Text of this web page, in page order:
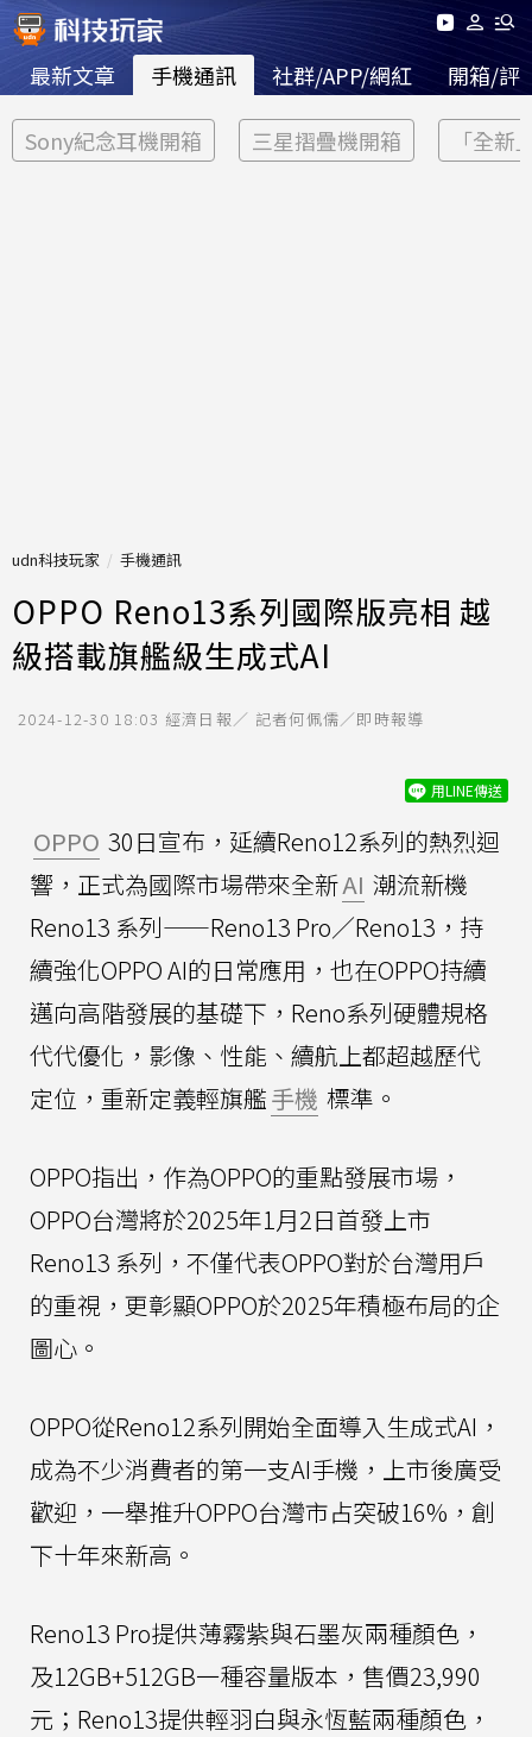
最新文章 手機通訊 社群/APP/網紅 開箱/評
Sony紀念耳機開箱 三星摺疊機開箱 「全新
udn科技玩家 手機通訊
OPPO Reno13系列國際版亮相 越
級搭載旗艦級生成式AI
2024-12-30 18:03 經濟日報／ 記者何佩儒／即時報導
用LINE傳送
OPPO 30日宣布，延續Reno12系列的熱烈迴
響，正式為國際市場帶來全新AI 潮流新機
Reno13 系列——Reno13 Pro／Reno13，持
續強化OPPO AI的日常應用，也在OPPO持續
邁向高階發展的基礎下，Reno系列硬體規格
代代優化，影像、性能、續航上都超越歷代
定位，重新定義輕旗艦手機 標準。
OPPO指出，作為OPPO的重點發展市場，
OPPO台灣將於2025年1月2日首發上市
Reno13 系列，不僅代表OPPO對於台灣用戶
的重視，更彰顯OPPO於2025年積極布局的企
圖心。
OPPO從Reno12系列開始全面導入生成式AI，
成為不少消費者的第一支AI手機，上市後廣受
歡迎，一舉推升OPPO台灣市占突破16%，創
下十年來新高。
Reno13 Pro提供薄霧紫與石墨灰兩種顏色，
及12GB+512GB一種容量版本，售價23,990
元；Reno13提供輕羽白與永恆藍兩種顏色，